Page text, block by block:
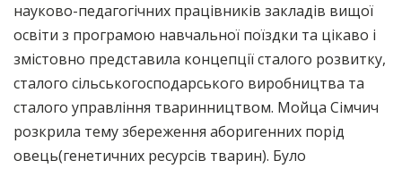
науково-педагогічних працівників закладів вищої
освіти з програмою навчальної поїздки та цікаво і
змістовно представила концепції сталого розвитку,
сталого сільськогосподарського виробництва та
сталого управління тваринництвом. Мойца Сімчич
розкрила тему збереження аборигенних порід
овець(генетичних ресурсів тварин). Було